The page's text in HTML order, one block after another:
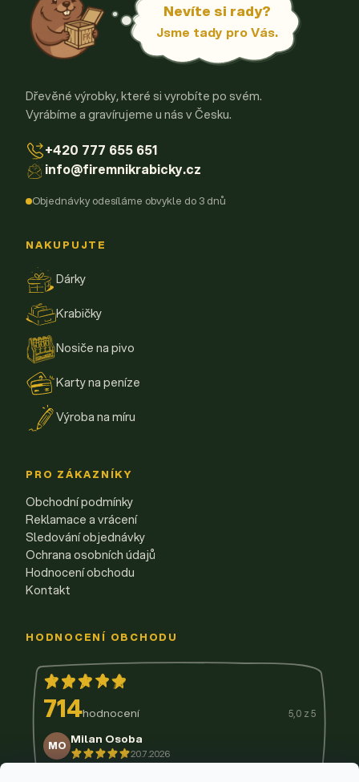
Nevíte si rady?
Jsme tady pro Vás.
Dřevěné výrobky, které si vyrobíte po svém.
Vyrábíme a gravírujeme u nás v Česku.
+420 777 655 651
info@firemnikrabicky.cz
Objednávky odesíláme obvykle do 3 dnů
NAKUPUJTE
Dárky
Krabičky
Nosiče na pivo
Karty na peníze
Výroba na míru
PRO ZÁKAZNÍKY
Obchodní podmínky
Reklamace a vrácení
Sledování objednávky
Ochrana osobních údajů
Hodnocení obchodu
Kontakt
HODNOCENÍ OBCHODU
714hodnocení 5,0 z 5
MO Milan Osoba
20.7.2026
14.7.2026
11.7.2026
9.7.2026
3.7.2026
29.6.2026